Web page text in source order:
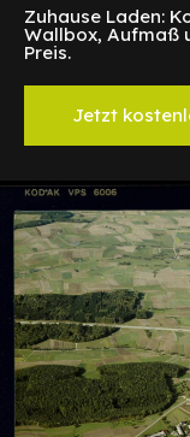
Zuhause Laden:
Wallbox, Aufmaß
Preis.
Jetzt